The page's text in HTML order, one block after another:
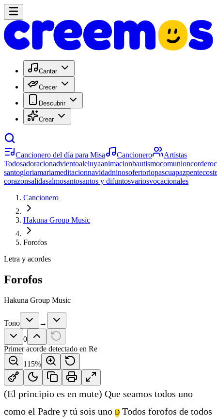
Cantar
Crecer
Descubrir
Crear
Cancionero del día para Misa Cancionero
Artistas
Todosadoracionadvientoaleluyaanimacionbautismocomunioncordero
santogloriamariameditacionnavidadninosofertoriopascuapaz
corazonsalidasalmosantosantos y difuntosvariosvocacionales
Cancionero
Hakuna Group Music
Forofos
Letra y acordes
Forofos
Hakuna Group Music
Tono
→
0
Primer acorde detectado en Re
115%
(El principio es en mute) Que seamos todos uno
como el Padre y tú sois uno D Todos forofos de todos